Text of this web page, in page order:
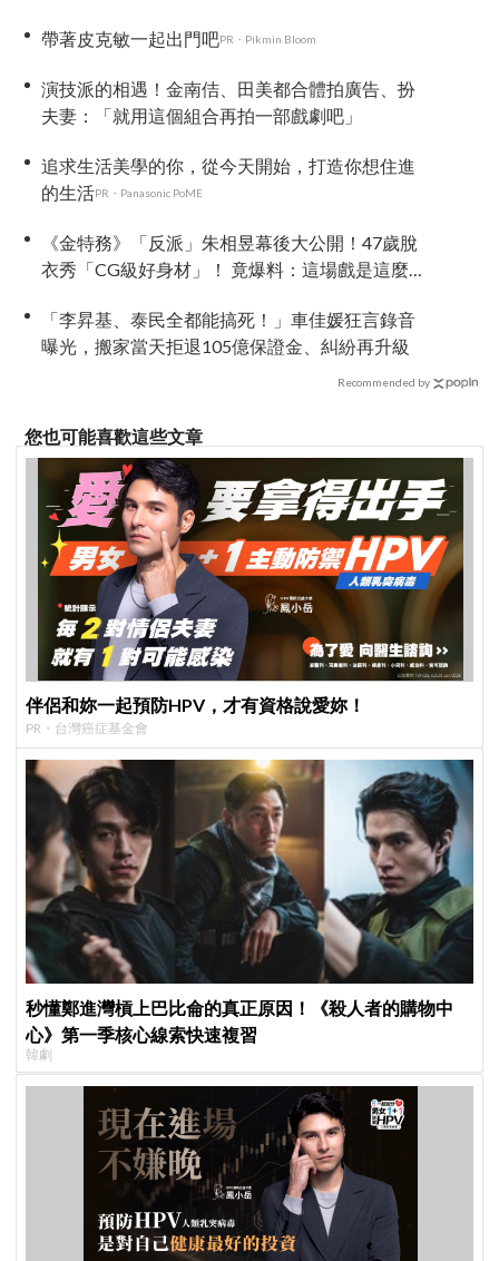
帶著皮克敏一起出門吧PR・Pikmin Bloom
演技派的相遇！金南佶、田美都合體拍廣告、扮
夫妻：「就用這個組合再拍一部戲劇吧」
追求生活美學的你，從今天開始，打造你想住進
的生活PR・Panasonic PoME
《金特務》「反派」朱相昱幕後大公開！47歲脫
衣秀「CG級好身材」！ 竟爆料：這場戲是這麼拍
「李昇基、泰民全都能搞死！」車佳媛狂言錄音
曝光，搬家當天拒退105億保證金、糾紛再升級
Recommended by
您也可能喜歡這些文章
伴侶和妳一起預防HPV，才有資格說愛妳！
PR・台灣癌症基金會
秒懂鄭進灣槓上巴比侖的真正原因！《殺人者的購物中
心》第一季核心線索快速複習
韓劇